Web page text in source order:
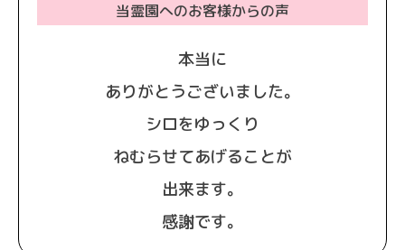
当霊園へのお客様からの声
本当に
ありがとうございました。
シロをゆっくり
ねむらせてあげることが
出来ます。
感謝です。